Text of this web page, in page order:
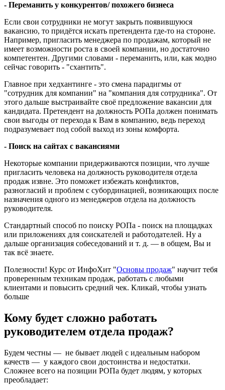
- Переманить у конкурентов/ похожего бизнеса
Если свои сотрудники не могут закрыть появившуюся
вакансию, то придётся искать претендента где-то на стороне.
Например, пригласить менеджера по продажам, который не
имеет возможности роста в своей компании, но достаточно
компетентен. Другими словами - переманить, или, как модно
сейчас говорить - "схантить".
Главное при хедхантинге - это смена парадигмы от
"сотрудник для компании" на "компания для сотрудника". От
этого дальше выстраивайте своё предложение вакансии для
кандидата. Претендент на должность РОПа должен понимать
свои выгоды от перехода к Вам в компанию, ведь переход
подразумевает под собой выход из зоны комфорта.
- Поиск на сайтах с вакансиями
Некоторые компании придерживаются позиции, что лучше
пригласить человека на должность руководителя отдела
продаж извне. Это поможет избежать конфликтов,
разногласий и проблем с субординацией, возникающих после
назначения одного из менеджеров отдела на должность
руководителя.
Стандартный способ по поиску РОПа - поиск на площадках
или приложениях для соискателей и работодателей. Ну а
дальше организация собеседований и т. д. — в общем, Вы и
так всё знаете.
Полезности! Курс от ИнфоХит "Основы продаж" научит тебя
проверенным техникам продаж, работать с любыми
клиентами и повысить средний чек. Кликай, чтобы узнать
больше
Кому будет сложно работать
руководителем отдела продаж?
Будем честны — не бывает людей с идеальным набором
качеств — у каждого свои достоинства и недостатки.
Сложнее всего на позиции РОПа будет людям, у которых
преобладает: